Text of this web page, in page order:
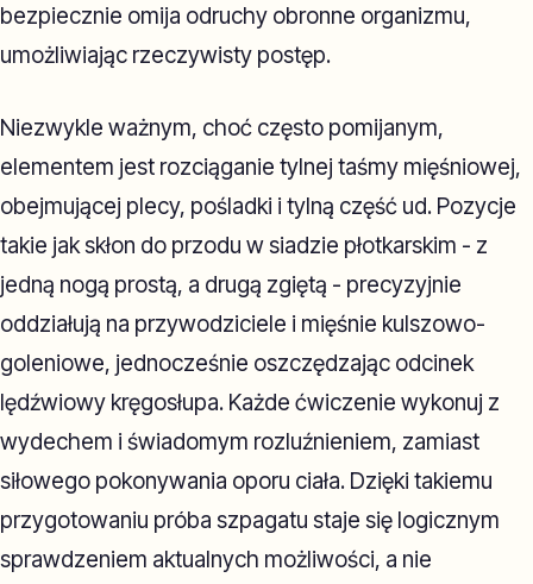
bezpiecznie omija odruchy obronne organizmu,
umożliwiając rzeczywisty postęp.
Niezwykle ważnym, choć często pomijanym,
elementem jest rozciąganie tylnej taśmy mięśniowej,
obejmującej plecy, pośladki i tylną część ud. Pozycje
takie jak skłon do przodu w siadzie płotkarskim - z
jedną nogą prostą, a drugą zgiętą - precyzyjnie
oddziałują na przywodziciele i mięśnie kulszowo-
goleniowe, jednocześnie oszczędzając odcinek
lędźwiowy kręgosłupa. Każde ćwiczenie wykonuj z
wydechem i świadomym rozluźnieniem, zamiast
siłowego pokonywania oporu ciała. Dzięki takiemu
przygotowaniu próba szpagatu staje się logicznym
sprawdzeniem aktualnych możliwości, a nie